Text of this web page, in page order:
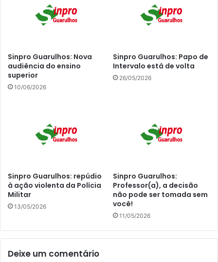
Sinpro Guarulhos: Nova
audiência do ensino
superior
10/06/2026
Sinpro Guarulhos: Papo de
Intervalo está de volta
26/05/2026
Sinpro Guarulhos: repúdio
à ação violenta da Polícia
Militar
13/05/2026
Sinpro Guarulhos:
Professor(a), a decisão
não pode ser tomada sem
você!
11/05/2026
Deixe um comentário